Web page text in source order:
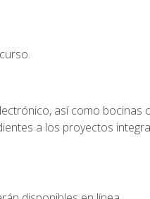
así como bocinas
a los proyectos